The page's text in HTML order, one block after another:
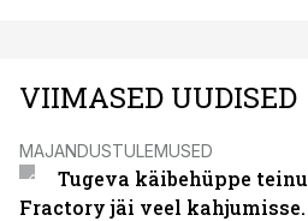
VIIMASED UUDISED
MAJANDUSTULEMUSED
Tugeva käibehüppe
Fractory jäi veel